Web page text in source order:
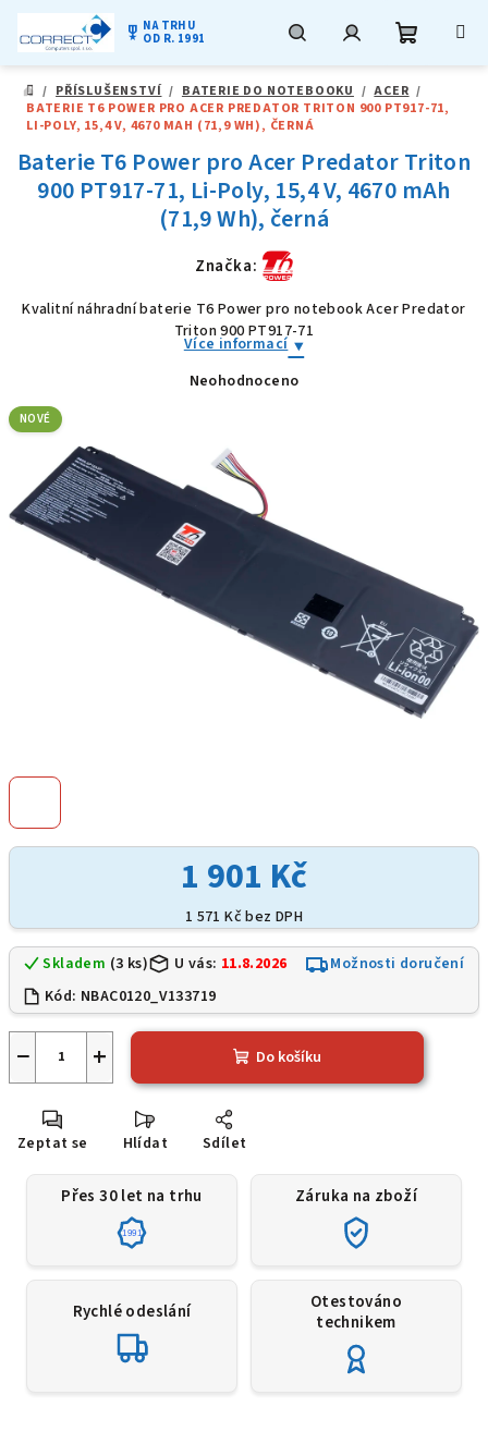
obsah
military_tech NA TRHU
OD R. 1991
DOMŮ
/ PŘÍSLUŠENSTVÍ / BATERIE DO NOTEBOOKU / ACER /
BATERIE T6 POWER PRO ACER PREDATOR TRITON 900 PT917-71,
LI-POLY, 15,4 V, 4670 MAH (71,9 WH), ČERNÁ
1 901 Kč
1 571 Kč bez DPH
Skladem (3 ks) U vás: 11.8.2026
Možnosti doručení
Kód: NBAC0120_V133719
+
− Do košíku
Zeptat se Hlídat Sdílet
Baterie T6 Power pro Acer Predator Triton
900 PT917-71, Li-Poly, 15,4 V, 4670 mAh
(71,9 Wh), černá
Značka:
Kvalitní náhradní baterie T6 Power pro notebook Acer Predator
Triton 900 PT917-71
Více informací
Průměrné
hvězdiček.
Neohodnoceno
NOVÉ
Přes 30 let na trhu
1991
Záruka na zboží
Rychlé odeslání
Otestováno
technikem